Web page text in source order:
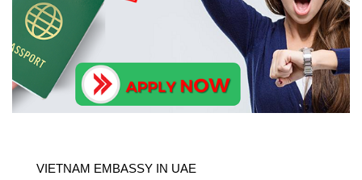
VIETNAM EMBASSY IN UAE